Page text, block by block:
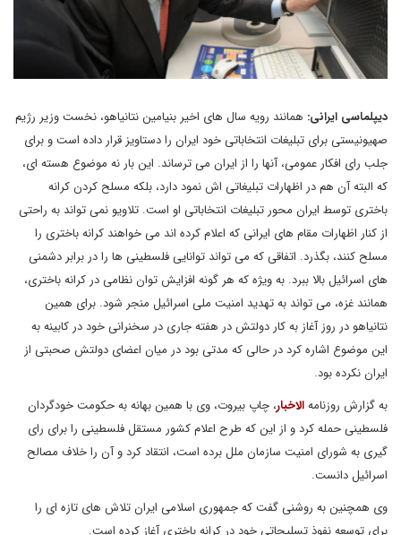
دیپلماسی ایرانی: همانند رویه سال های اخیر بنیامین نتانیاهو، نخست وزیر رژیم
صهیونیستی برای تبلیغات انتخاباتی خود ایران را دستاویز قرار داده است و برای
جلب رای افکار عمومی، آنها را از ایران می ترساند. این بار نه موضوع هسته ای،
که البته آن هم در اظهارات تبلیغاتی اش نمود دارد، بلکه مسلح کردن کرانه
باختری توسط ایران محور تبلیغات انتخاباتی او است. تلاویو نمی تواند به راحتی
از کنار اظهارات مقام های ایرانی که اعلام کرده اند می خواهند کرانه باختری را
مسلح کنند، بگذرد. اتفاقی که می تواند توانایی فلسطینی ها را در برابر دشمنی
های اسرائیل بالا ببرد. به ویژه که هر گونه افزایش توان نظامی در کرانه باختری،
همانند غزه، می تواند به تهدید امنیت ملی اسرائیل منجر شود. برای همین
نتانیاهو در روز آغاز به کار دولتش در هفته جاری در سخنرانی خود در کابینه به
این موضوع اشاره کرد در حالی که مدتی بود در میان اعضای دولتش صحبتی از
ایران نکرده بود.
به گزارش روزنامهالاخبار، چاپ بیروت، وی با همین بهانه به حکومت خودگردان
فلسطینی حمله کرد و از این که طرح اعلام کشور مستقل فلسطینی را برای رای
گیری به شورای امنیت سازمان ملل برده است، انتقاد کرد و آن را خلاف مصالح
اسرائیل دانست.
وی همچنین به روشنی گفت که جمهوری اسلامی ایران تلاش های تازه ای را
برای توسعه نفوذ تسلیحاتی خود در کرانه باختری آغاز کرده است.